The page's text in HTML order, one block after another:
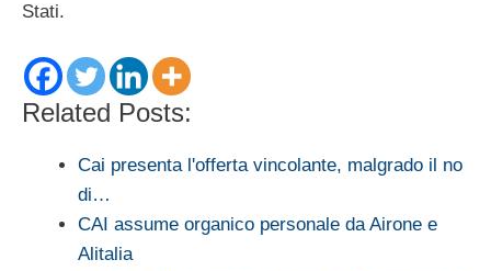
Stati.
Related Posts:
Cai presenta l'offerta vincolante, malgrado il no
di…
CAI assume organico personale da Airone e
Alitalia